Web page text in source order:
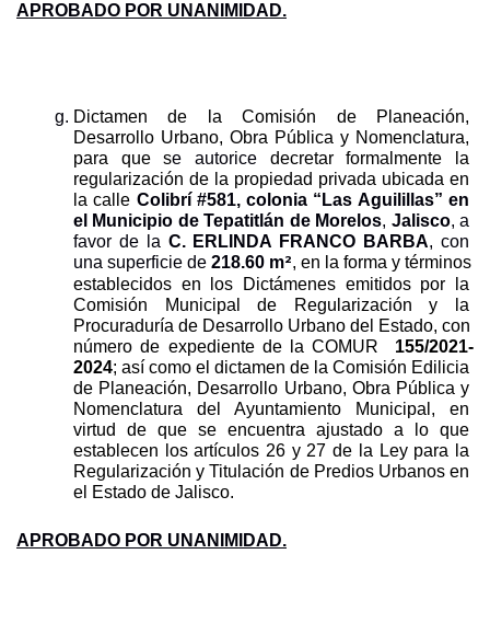
APROBADO POR UNANIMIDAD.
Dictamen de la Comisión de Planeación,
Desarrollo Urbano, Obra Pública y Nomenclatura,
para que se autorice decretar formalmente la
regularización de la propiedad privada ubicada en
la calle Colibrí #581, colonia “Las Aguilillas” en
el Municipio de Tepatitlán de Morelos, Jalisco, a
favor de la C. ERLINDA FRANCO BARBA, con
una superficie de 218.60 m2, en la forma y términos
establecidos en los Dictámenes emitidos por la
Comisión Municipal de Regularización y la
Procuraduría de Desarrollo Urbano del Estado, con
número de expediente de la COMUR 155/2021-
2024; así como el dictamen de la Comisión Edilicia
de Planeación, Desarrollo Urbano, Obra Pública y
Nomenclatura del Ayuntamiento Municipal, en
virtud de que se encuentra ajustado a lo que
establecen los artículos 26 y 27 de la Ley para la
Regularización y Titulación de Predios Urbanos en
el Estado de Jalisco.
APROBADO POR UNANIMIDAD.